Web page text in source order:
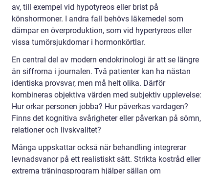
av, till exempel vid hypotyreos eller brist på
könshormoner. I andra fall behövs läkemedel som
dämpar en överproduktion, som vid hypertyreos eller
vissa tumörsjukdomar i hormonkörtlar.
En central del av modern endokrinologi är att se längre
än siffrorna i journalen. Två patienter kan ha nästan
identiska provsvar, men må helt olika. Därför
kombineras objektiva värden med subjektiv upplevelse:
Hur orkar personen jobba? Hur påverkas vardagen?
Finns det kognitiva svårigheter eller påverkan på sömn,
relationer och livskvalitet?
Många uppskattar också när behandling integrerar
levnadsvanor på ett realistiskt sätt. Strikta kostråd eller
extrema träningsprogram hjälper sällan om